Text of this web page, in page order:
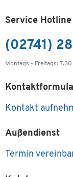
Service Hotline
(02741)
Montags - Freitags:
Kontakt
Außendienst
Termin